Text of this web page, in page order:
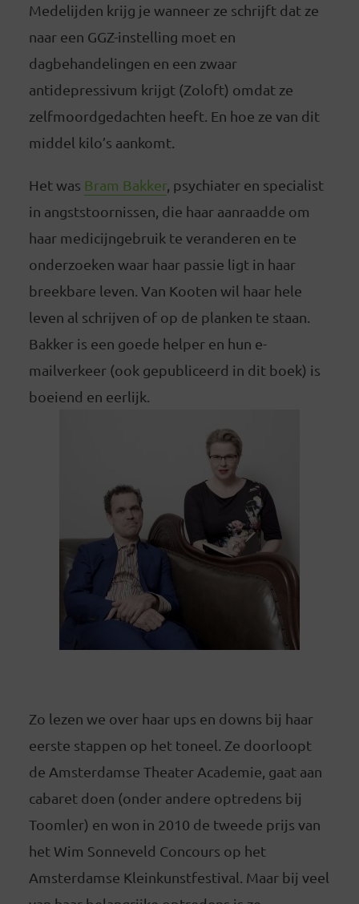
Medelijden krijg je wanneer ze schrijft dat ze
naar een GGZ-instelling moet en
dagbehandelingen en een zwaar
antidepressivum krijgt (Zoloft) omdat ze
zelfmoordgedachten heeft. En hoe ze van dit
middel kilo’s aankomt.
Het was Bram Bakker, psychiater en specialist
in angststoornissen, die haar aanraadde om
haar medicijngebruik te veranderen en te
onderzoeken waar haar passie ligt in haar
breekbare leven. Van Kooten wil haar hele
leven al schrijven of op de planken te staan.
Bakker is een goede helper en hun e-
mailverkeer (ook gepubliceerd in dit boek) is
boeiend en eerlijk.
Zo lezen we over haar ups en downs bij haar
eerste stappen op het toneel. Ze doorloopt
de Amsterdamse Theater Academie, gaat aan
cabaret doen (onder andere optredens bij
Toomler) en won in 2010 de tweede prijs van
het Wim Sonneveld Concours op het
Amsterdamse Kleinkunstfestival. Maar bij veel